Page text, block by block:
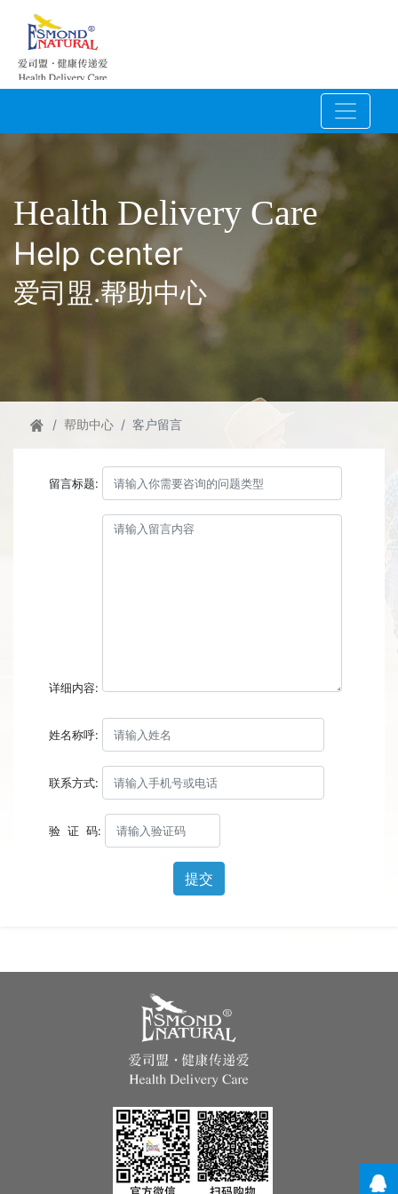
Health Delivery Care
Help center
爱司盟.帮助中心
帮助中心 客户留言
留言标题:
详细内容:
姓名称呼:
联系方式:
验 证 码:
提交